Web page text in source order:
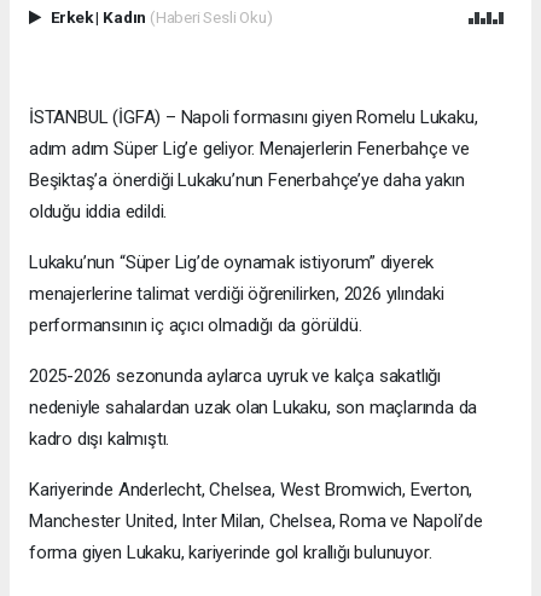
Erkek| Kadın (Haberi Sesli Oku)
İSTANBUL (İGFA) – Napoli formasını giyen Romelu Lukaku,
adım adım Süper Lig’e geliyor. Menajerlerin Fenerbahçe ve
Beşiktaş’a önerdiği Lukaku’nun Fenerbahçe’ye daha yakın
olduğu iddia edildi.
Lukaku’nun “Süper Lig’de oynamak istiyorum” diyerek
menajerlerine talimat verdiği öğrenilirken, 2026 yılındaki
performansının iç açıcı olmadığı da görüldü.
2025-2026 sezonunda aylarca uyruk ve kalça sakatlığı
nedeniyle sahalardan uzak olan Lukaku, son maçlarında da
kadro dışı kalmıştı.
Kariyerinde Anderlecht, Chelsea, West Bromwich, Everton,
Manchester United, Inter Milan, Chelsea, Roma ve Napoli’de
forma giyen Lukaku, kariyerinde gol krallığı bulunuyor.